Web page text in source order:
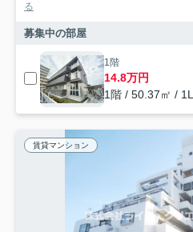
る
募集中の部屋
1階
14.8万円
1階 / 50.37㎡ /
賃貸マンション